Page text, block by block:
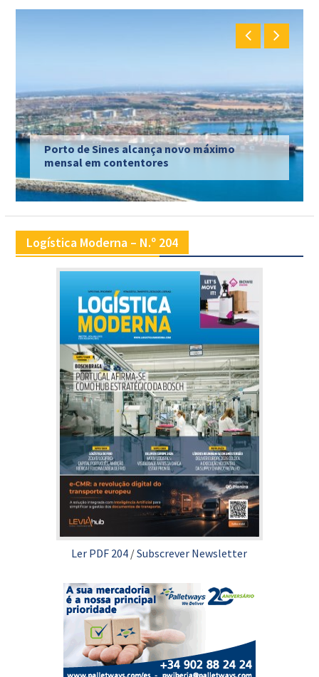
Porto de Sines alcança novo máximo
mensal em contentores
Logística Moderna – N.º 204
Ler PDF 204 /Subscrever Newsletter